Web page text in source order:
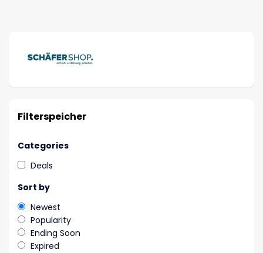
Filterspeicher
Categories
Deals
Sort by
Newest
Popularity
Ending Soon
Expired